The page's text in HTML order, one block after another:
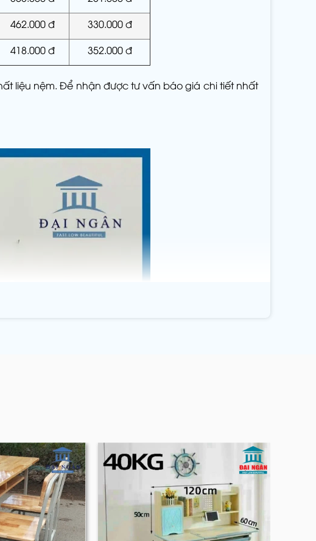
462.000 đ
330.000 đ
418.000 đ 352.000 đ
liệu nệm. Để nhận được tư vấn báo giá chi tiết nhất